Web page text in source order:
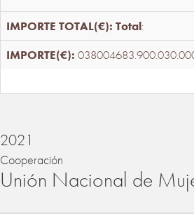
Total:
2021
Cooperación
Unión Nacional de